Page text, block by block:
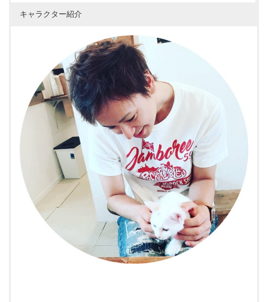
キャラクター紹介